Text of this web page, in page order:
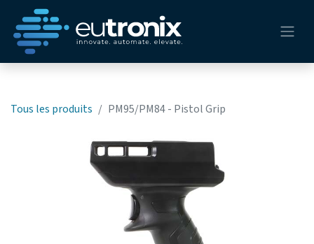
Tous les produits PM95/PM84 - Pistol Grip